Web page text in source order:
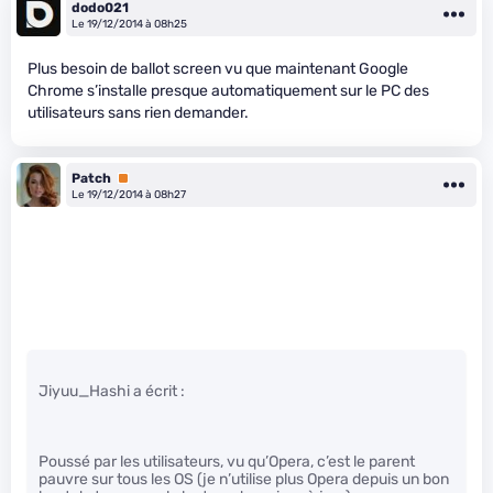
dodo021
Le 19/12/2014 à 08h25
Plus besoin de ballot screen vu que maintenant Google
Chrome s’installe presque automatiquement sur le PC des
utilisateurs sans rien demander.
Patch Premium
Le 19/12/2014 à 08h27
Jiyuu_Hashi a écrit :
Poussé par les utilisateurs, vu qu’Opera, c’est le parent
pauvre sur tous les OS (je n’utilise plus Opera depuis un bon